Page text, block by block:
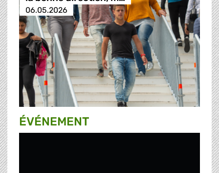
06.05.2026
ÉVÉNEMENT